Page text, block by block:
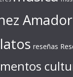
Amador
reseñas